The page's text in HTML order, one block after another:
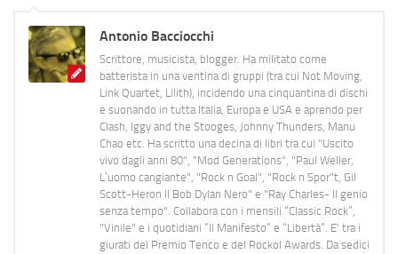
Antonio Bacciocchi
Scrittore, musicista, blogger. Ha militato come
batterista in una ventina di gruppi (tra cui Not Moving,
Link Quartet, Lilith), incidendo una cinquantina di dischi
e suonando in tutta Italia, Europa e USA e aprendo per
Clash, Iggy and the Stooges, Johnny Thunders, Manu
Chao etc. Ha scritto una decina di libri tra cui "Uscito
vivo dagli anni 80", "Mod Generations", "Paul Weller,
L’uomo cangiante", "Rock n Goal", "Rock n Spor"t, Gil
Scott-Heron Il Bob Dylan Nero" e "Ray Charles- Il genio
senza tempo". Collabora con i mensili “Classic Rock”,
"Vinile" e i quotidiani “Il Manifesto” e “Libertà”. E' tra i
giurati del Premio Tenco e del Rockol Awards. Da sedici